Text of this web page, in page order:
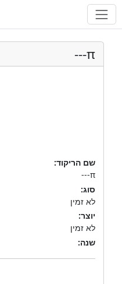
π---
שם הריקוד:
π---
סוג:
לא זמין
יוצר:
לא זמין
שנה: